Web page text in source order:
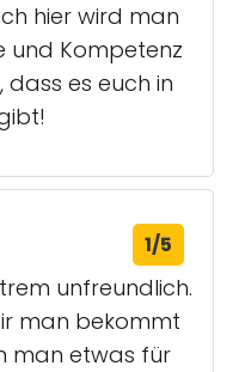
hier wird man
und Kompetenz
dass es euch in
1/5
unfreundlich.
man bekommt
man etwas für